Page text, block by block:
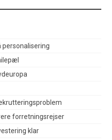
personalisering
forretningsrejser
klar